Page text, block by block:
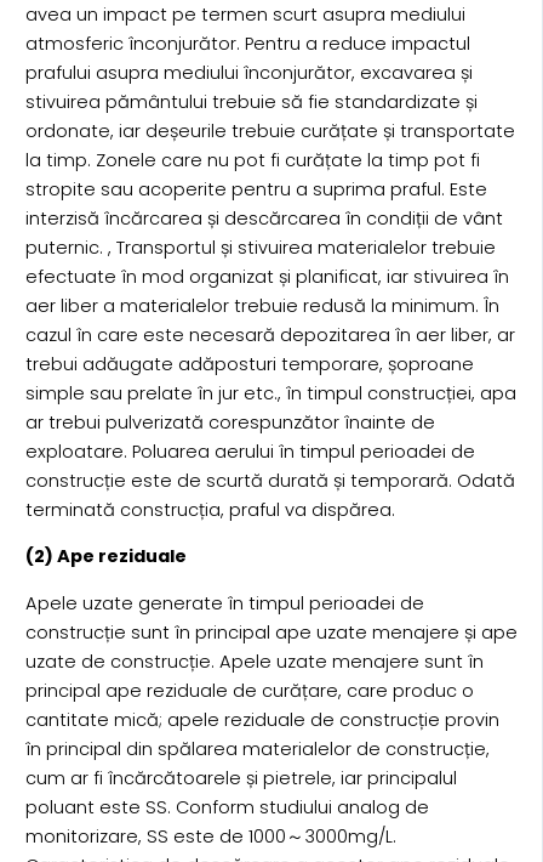
avea un impact pe termen scurt asupra mediului
atmosferic înconjurător. Pentru a reduce impactul
prafului asupra mediului înconjurător, excavarea și
stivuirea pământului trebuie să fie standardizate și
ordonate, iar deșeurile trebuie curățate și transportate
la timp. Zonele care nu pot fi curățate la timp pot fi
stropite sau acoperite pentru a suprima praful. Este
interzisă încărcarea și descărcarea în condiții de vânt
puternic. , Transportul și stivuirea materialelor trebuie
efectuate în mod organizat și planificat, iar stivuirea în
aer liber a materialelor trebuie redusă la minimum. În
cazul în care este necesară depozitarea în aer liber, ar
trebui adăugate adăposturi temporare, șoproane
simple sau prelate în jur etc., în timpul construcției, apa
ar trebui pulverizată corespunzător înainte de
exploatare. Poluarea aerului în timpul perioadei de
construcție este de scurtă durată și temporară. Odată
terminată construcția, praful va dispărea.
(2) Ape reziduale
Apele uzate generate în timpul perioadei de
construcție sunt în principal ape uzate menajere și ape
uzate de construcție. Apele uzate menajere sunt în
principal ape reziduale de curățare, care produc o
cantitate mică; apele reziduale de construcție provin
în principal din spălarea materialelor de construcție,
cum ar fi încărcătoarele și pietrele, iar principalul
poluant este SS. Conform studiului analog de
monitorizare, SS este de 1000～3000mg/L.